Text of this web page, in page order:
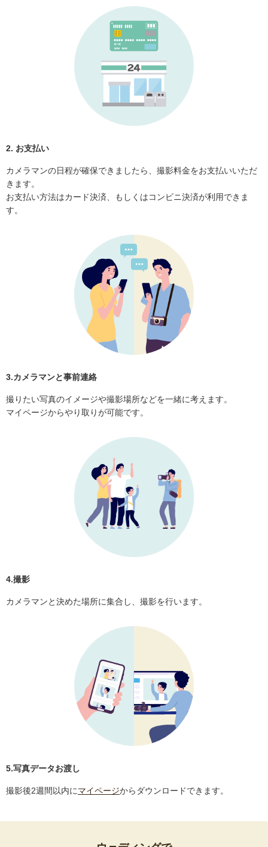
2. お支払い
カメラマンの日程が確保できましたら、撮影料金をお支払いいただ
きます。
お支払い方法はカード決済、もしくはコンビニ決済が利用できま
す。
3.カメラマンと事前連絡
撮りたい写真のイメージや撮影場所などを一緒に考えます。
マイページからやり取りが可能です。
4.撮影
カメラマンと決めた場所に集合し、撮影を行います。
5.写真データお渡し
撮影後2週間以内にマイページからダウンロードできます。